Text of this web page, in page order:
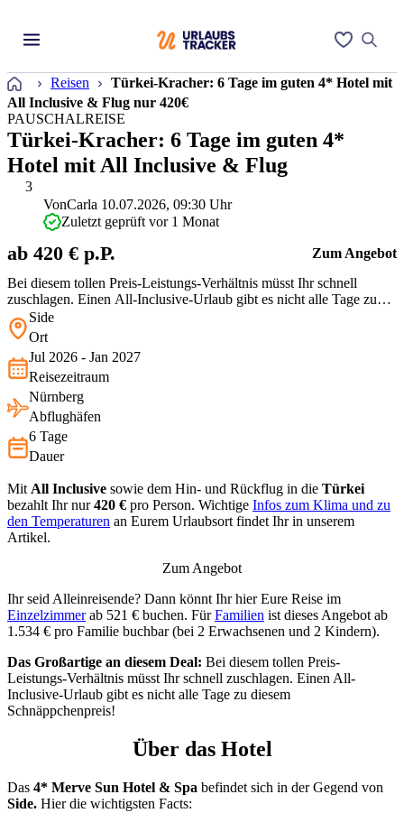
Startseite
Reisen
Türkei-Kracher: 6 Tage im guten 4* Hotel mit
All Inclusive & Flug nur 420€
3
PAUSCHALREISE
Türkei-Kracher: 6 Tage im guten 4*
Hotel mit All Inclusive & Flug
Bei diesem tollen Preis-Leistungs-Verhältnis müsst Ihr schnell
zuschlagen. Einen All-Inclusive-Urlaub gibt es nicht alle Tage zu
diesem Schnäppchenpreis!
VonCarla 10.07.2026, 09:30 Uhr
Zuletzt geprüft vor 1 Monat
ab 420 € p.P. Zum Angebot
Side
Ort
Jul 2026 - Jan 2027
Reisezeitraum
Nürnberg
Abflughäfen
6 Tage
Dauer
Mit All Inclusive sowie dem Hin- und Rückflug in die Türkei
bezahlt Ihr nur420 € pro Person. Wichtige Infos zum Klima und zu
den Temperaturen an Eurem Urlaubsort findet Ihr in unserem
Artikel.
Zum Angebot
Ihr seid Alleinreisende? Dann könnt Ihr hier Eure Reise im
Einzelzimmerab 521 € buchen. FürFamilien ist dieses Angebot ab
1.534 € pro Familie buchbar (bei 2 Erwachsenen und 2 Kindern).
Das Großartige an diesem Deal: Bei diesem tollen Preis-
Leistungs-Verhältnis müsst Ihr schnell zuschlagen. Einen All-
Inclusive-Urlaub gibt es nicht alle Tage zu diesem
Schnäppchenpreis!
Über das Hotel
Das 4* Merve Sun Hotel & Spa befindet sich in der Gegend von
Side. Hier die wichtigsten Facts: